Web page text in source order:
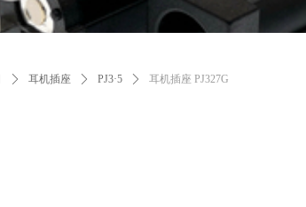
ꄲ 耳机插座 ꄲ PJ3·5 ꄲ 耳机插座 PJ327G